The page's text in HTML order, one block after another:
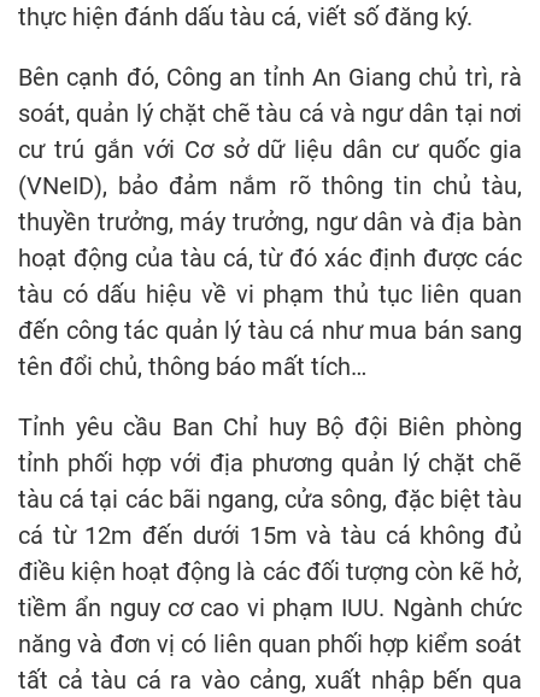
thực hiện đánh dấu tàu cá, viết số đăng ký.
Bên cạnh đó, Công an tỉnh An Giang chủ trì, rà
soát, quản lý chặt chẽ tàu cá và ngư dân tại nơi
cư trú gắn với Cơ sở dữ liệu dân cư quốc gia
(VNeID), bảo đảm nắm rõ thông tin chủ tàu,
thuyền trưởng, máy trưởng, ngư dân và địa bàn
hoạt động của tàu cá, từ đó xác định được các
tàu có dấu hiệu về vi phạm thủ tục liên quan
đến công tác quản lý tàu cá như mua bán sang
tên đổi chủ, thông báo mất tích…
Tỉnh yêu cầu Ban Chỉ huy Bộ đội Biên phòng
tỉnh phối hợp với địa phương quản lý chặt chẽ
tàu cá tại các bãi ngang, cửa sông, đặc biệt tàu
cá từ 12m đến dưới 15m và tàu cá không đủ
điều kiện hoạt động là các đối tượng còn kẽ hở,
tiềm ẩn nguy cơ cao vi phạm IUU. Ngành chức
năng và đơn vị có liên quan phối hợp kiểm soát
tất cả tàu cá ra vào cảng, xuất nhập bến qua